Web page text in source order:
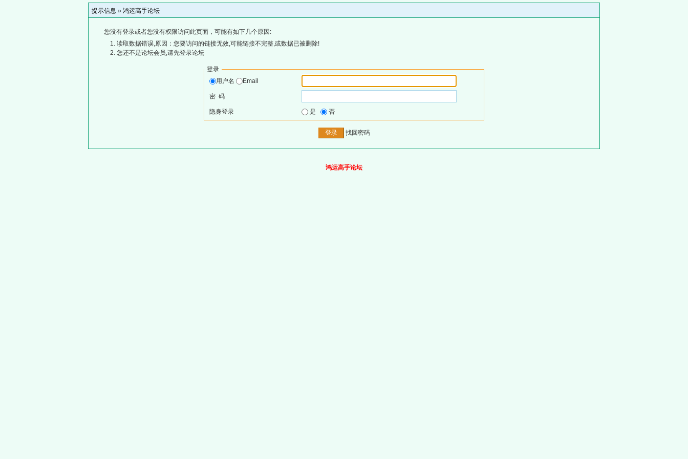
提示信息 » 鸿运高手论坛
您没有登录或者您没有权限访问此页面，可能有如下几个原因:
读取数据错误,原因：您要访问的链接无效,可能链接不完整,或数据已被删除!
您还不是论坛会员,请先登录论坛
登录
用户名
Email
密 码
隐身登录 是 否
找回密码
鸿运高手论坛